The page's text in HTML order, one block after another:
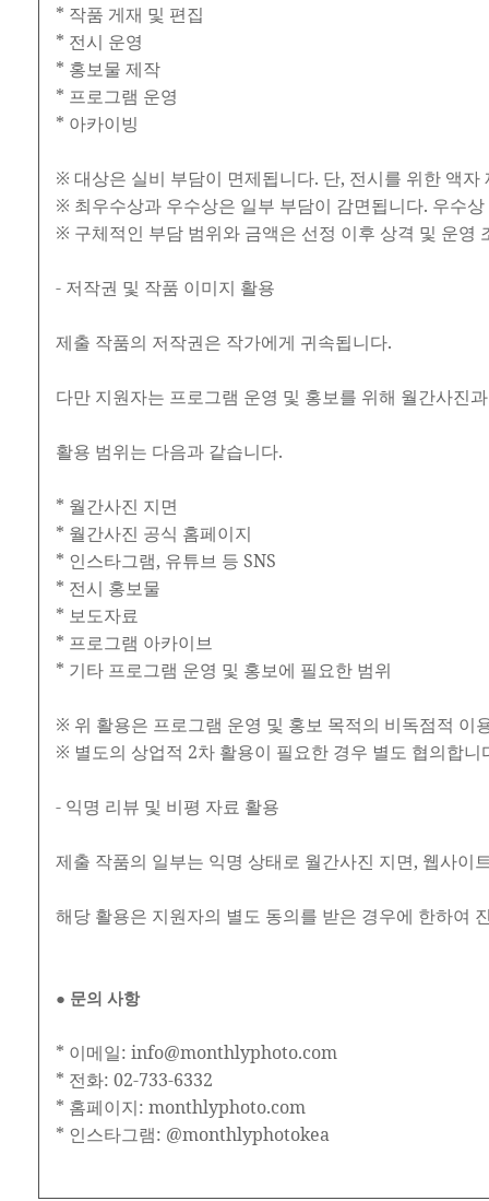
* 작품 게재 및 편집
* 전시 운영
* 홍보물 제작
* 프로그램 운영
* 아카이빙
※ 대상은 실비 부담이 면제됩니다. 단, 전시를 위한 액자
※ 최우수상과 우수상은 일부 부담이 감면됩니다. 우수
※ 구체적인 부담 범위와 금액은 선정 이후 상격 및 운영
- 저작권 및 작품 이미지 활용
제출 작품의 저작권은 작가에게 귀속됩니다.
다만 지원자는 프로그램 운영 및 홍보를 위해 월간사진
활용 범위는 다음과 같습니다.
* 월간사진 지면
* 월간사진 공식 홈페이지
* 인스타그램, 유튜브 등 SNS
* 전시 홍보물
* 보도자료
* 프로그램 아카이브
* 기타 프로그램 운영 및 홍보에 필요한 범위
※ 위 활용은 프로그램 운영 및 홍보 목적의 비독점적 이
※ 별도의 상업적 2차 활용이 필요한 경우 별도 협의합니
- 익명 리뷰 및 비평 자료 활용
제출 작품의 일부는 익명 상태로 월간사진 지면, 웹사이
해당 활용은 지원자의 별도 동의를 받은 경우에 한하여
● 문의 사항
* 이메일: info@monthlyphoto.com
* 전화: 02-733-6332
* 홈페이지: monthlyphoto.com
* 인스타그램: @monthlyphotokea